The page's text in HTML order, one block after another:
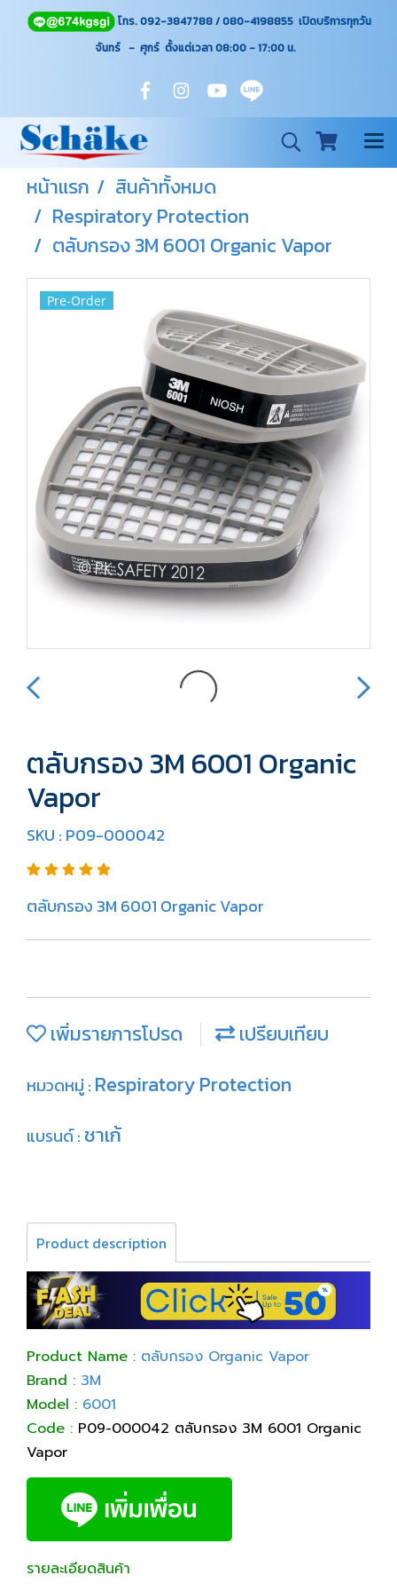
โทร. 092-3847788 / 080-4198855 เปิดบริการทุกวัน
จันทร์ - ศุกร์ ตั้งแต่เวลา 08:00 - 17:00น.
หน้าแรก
สินค้าทั้งหมด
Respiratory Protection
ตลับกรอง 3M 6001 Organic Vapor
Pre-Order
ตลับกรอง 3M 6001 Organic
Vapor
SKU : P09-000042
ตลับกรอง 3M 6001 Organic Vapor
เพิ่มรายการโปรด เปรียบเทียบ
หมวดหมู่ : Respiratory Protection
แบรนด์ :ชาเก้
Product description
Product Name : ตลับกรอง Organic Vapor
Brand : 3M
Model : 6001
Code : P09-000042 ตลับกรอง 3M 6001 Organic
Vapor
รายละเอียดสินค้า